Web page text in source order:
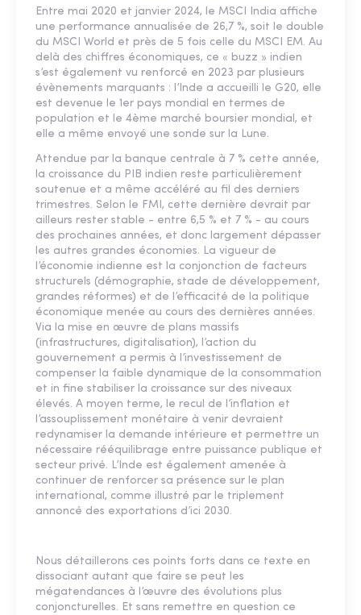
Entre mai 2020 et janvier 2024, le MSCI India affiche
une performance annualisée de 26,7 %, soit le double
du MSCI World et près de 5 fois celle du MSCI EM. Au
delà des chiffres économiques, ce « buzz » indien
s’est également vu renforcé en 2023 par plusieurs
évènements marquants : l’Inde a accueilli le G20, elle
est devenue le 1er pays mondial en termes de
population et le 4ème marché boursier mondial, et
elle a même envoyé une sonde sur la Lune.
Attendue par la banque centrale à 7 % cette année,
la croissance du PIB indien reste particulièrement
soutenue et a même accéléré au fil des derniers
trimestres. Selon le FMI, cette dernière devrait par
ailleurs rester stable - entre 6,5 % et 7 % - au cours
des prochaines années, et donc largement dépasser
les autres grandes économies. La vigueur de
l’économie indienne est la conjonction de facteurs
structurels (démographie, stade de développement,
grandes réformes) et de l’efficacité de la politique
économique menée au cours des dernières années.
Via la mise en œuvre de plans massifs
(infrastructures, digitalisation), l’action du
gouvernement a permis à l’investissement de
compenser la faible dynamique de la consommation
et in fine stabiliser la croissance sur des niveaux
élevés. A moyen terme, le recul de l’inflation et
l’assouplissement monétaire à venir devraient
redynamiser la demande intérieure et permettre un
nécessaire rééquilibrage entre puissance publique et
secteur privé. L’Inde est également amenée à
continuer de renforcer sa présence sur le plan
international, comme illustré par le triplement
annoncé des exportations d’ici 2030.
Nous détaillerons ces points forts dans ce texte en
dissociant autant que faire se peut les
mégatendances à l’œuvre des évolutions plus
conjoncturelles. Et sans remettre en question ce